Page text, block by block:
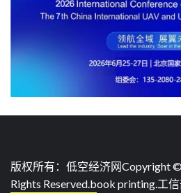
版权所有：低空经济网Copyright
Rights Reserved. book printing .工